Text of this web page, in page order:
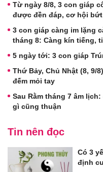
Từ ngày 8/8, 3 con giáp
được đền đáp, cơ hội
3 con giáp càng im lặng
tháng 8: Càng kín tiếng,
5 ngày tới: 3 con giáp
Thứ Bảy, Chủ Nhật (8, 9/
đếm mỏi tay
Sau Rằm tháng 7 âm
gì cũng thuận
Tin nên đọc
Có 3
định